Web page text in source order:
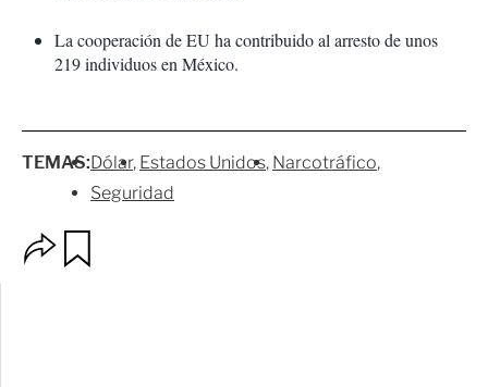
La cooperación de EU ha contribuido al arresto de unos
219 individuos en México.
TEMAS:Dólar Estados Unidos Narcotráfico
Seguridad
p